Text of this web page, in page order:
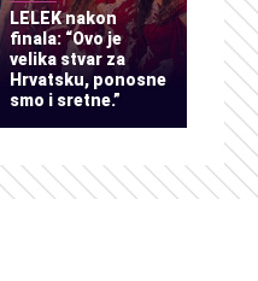
LELEK nakon
finala: “Ovo je
velika stvar za
Hrvatsku, ponosne
smo i sretne.”